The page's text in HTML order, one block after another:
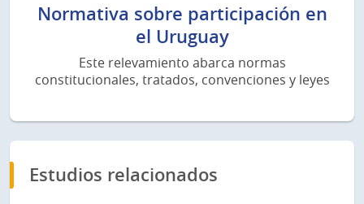
Normativa sobre participación en
el Uruguay
Este relevamiento abarca normas
constitucionales, tratados, convenciones y leyes
Estudios relacionados